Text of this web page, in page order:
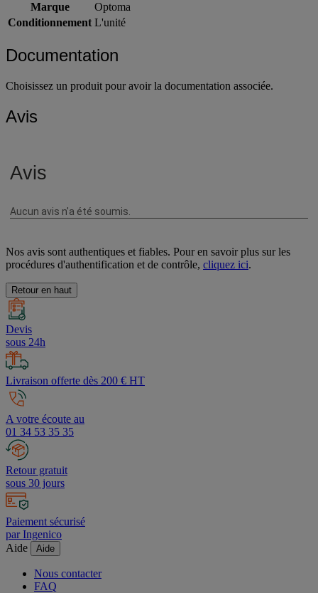
Marque
Optoma
Conditionnement L'unité
Documentation
Choisissez un produit pour avoir la documentation associée.
Avis
Nos avis sont authentiques et fiables. Pour en savoir plus sur les
procédures d'authentification et de contrôle, cliquez ici.
Retour en haut
Devis
sous 24h
Livraison offerte dès 200 € HT
A votre écoute au
01 34 53 35 35
Retour gratuit
sous 30 jours
Paiement sécurisé
par Ingenico
Aide
Aide
Nous contacter
FAQ